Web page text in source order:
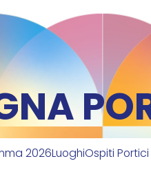
2026LuoghiOspiti